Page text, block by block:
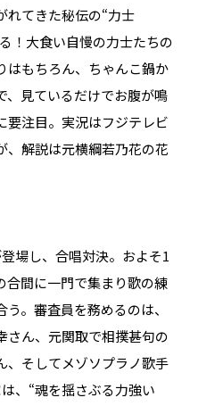
れてきた秘伝の“力士
！大食い自慢の力士たちの
はもちろん、ちゃんこ鍋か
、見ているだけでお腹が鳴
要注目。実況はフジテレビ
、解説は元横綱若乃花の花
場し、合唱対決。およそ1
合間に一門で集まり歌の練
。審査員を務めるのは、
さん、元関取で相撲甚句の
、そしてメゾソプラノ歌手
、“魂を揺さぶる力強い